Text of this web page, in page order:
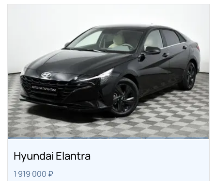
Hyundai Elantra
1 919 000 ₽